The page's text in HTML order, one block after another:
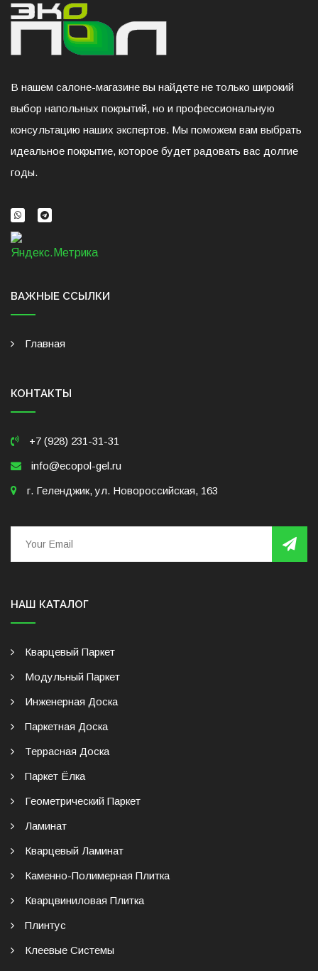
В нашем салоне-магазине вы найдете не только широкий
выбор напольных покрытий, но и профессиональную
консультацию наших экспертов. Мы поможем вам выбрать
идеальное покрытие, которое будет радовать вас долгие
годы.
ВАЖНЫЕ ССЫЛКИ
Главная
КОНТАКТЫ
+7 (928) 231-31-31
info@ecopol-gel.ru
г. Геленджик, ул. Новороссийская, 163
НАШ КАТАЛОГ
Кварцевый Паркет
Модульный Паркет
Инженерная Доска
Паркетная Доска
Террасная Доска
Паркет Ёлка
Геометрический Паркет
Ламинат
Кварцевый Ламинат
Каменно-Полимерная Плитка
Кварцвиниловая Плитка
Плинтус
Клеевые Системы